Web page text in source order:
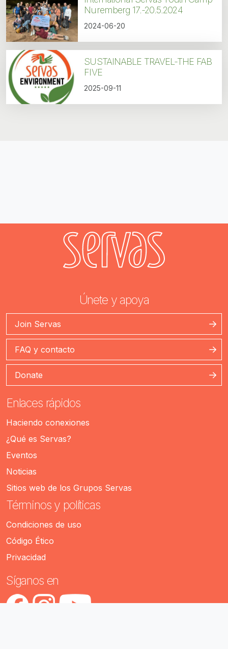
Nuremberg 17.-20.5.2024
2024-06-20
SUSTAINABLE TRAVEL-THE FAB
FIVE
2025-09-11
Únete y apoya
Join Servas
FAQ y contacto
Donate
Enlaces rápidos
Haciendo conexiones
¿Qué es Servas?
Eventos
Noticias
Sitios web de los Grupos Servas
Términos y políticas
Condiciones de uso
Código Ético
Privacidad
Síganos en